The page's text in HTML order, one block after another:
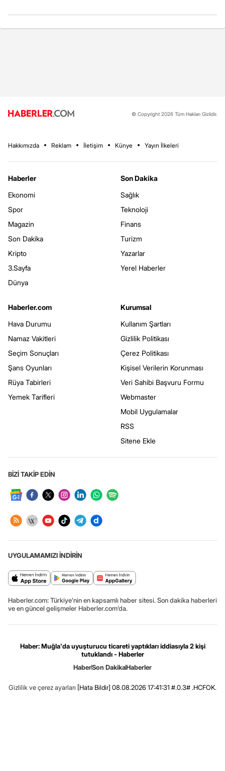
© Copyright 2026 Tüm Hakları Gizlidir.
Hakkımızda Reklam İletişim Künye Yayın İlkeleri
Haberler
Ekonomi
Spor
Magazin
Son Dakika
Kripto
3.Sayfa
Dünya
Son Dakika
Sağlık
Teknoloji
Finans
Turizm
Yazarlar
Yerel Haberler
Haberler.com
Hava Durumu
Namaz Vakitleri
Seçim Sonuçları
Şans Oyunları
Rüya Tabirleri
Yemek Tarifleri
Kurumsal
Kullanım Şartları
Gizlilik Politikası
Çerez Politikası
Kişisel Verilerin Korunması
Veri Sahibi Başvuru Formu
Webmaster
Mobil Uygulamalar
RSS
Sitene Ekle
BİZİ TAKİP EDİN
UYGULAMAMIZI İNDİRİN
Haberler.com: Türkiye’nin en kapsamlı haber sitesi. Son dakika haberleri
ve en güncel gelişmeler Haberler.com’da.
Haber: Muğla'da uyuşturucu ticareti yaptıkları iddiasıyla 2 kişi
tutuklandı - Haberler
HaberSon DakikaHaberler
Gizlilik ve çerez ayarları [Hata Bildir] 08.08.2026 17:41:31 #.0.3# .HCFOK.